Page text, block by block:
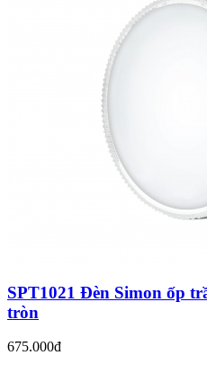
SPT1021 Đèn Simon ốp
tròn
675.000đ